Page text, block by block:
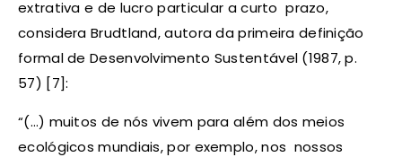
extrativa e de lucro particular a curto prazo,
considera Brudtland, autora da primeira definição
formal de Desenvolvimento Sustentável (1987, p.
57) [7]:
“(…) muitos de nós vivem para além dos meios
ecológicos mundiais, por exemplo, nos nossos